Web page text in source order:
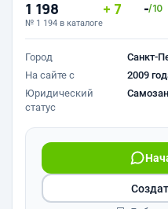
1 198
№ 1 194 в каталоге
7 -/10
Город
Санкт-
На сайте с
2009
Юридический
статус